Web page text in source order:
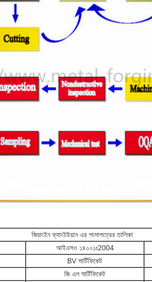
জিয়াংইন ফ্যাংইউয়ান এর শংসাপত্রের তালিকা
আইএসও ১৪০০১ঃ2004
BV সার্টিফিকেট
জি এল সার্টিফিকেট